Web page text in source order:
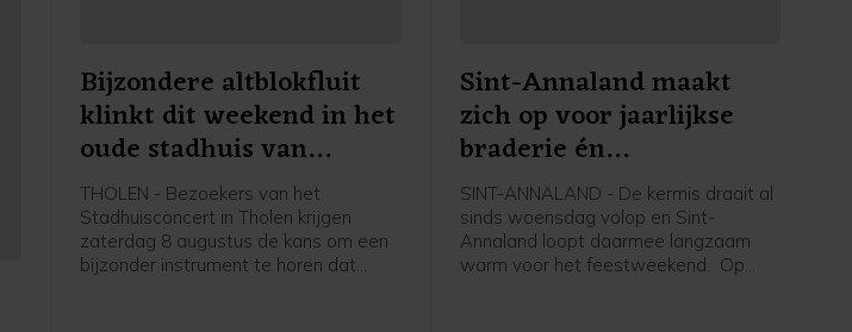
Bijzondere altblokfluit
klinkt dit weekend in het
oude stadhuis van
Tholen
THOLEN - Bezoekers van het
Stadhuisconcert in Tholen krijgen
zaterdag 8 augustus de kans om een
bijzonder instrument te horen dat
Sint-Annaland maakt
zich op voor jaarlijkse
braderie én
kinderbraderie
SINT-ANNALAND - De kermis draait al
sinds woensdag volop en Sint-
Annaland loopt daarmee langzaam
warm voor het feestweekend. Op